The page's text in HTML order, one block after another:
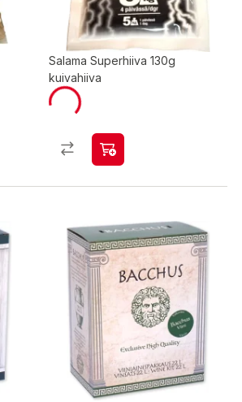
Salama Superhiiva 130g
kuivahiiva